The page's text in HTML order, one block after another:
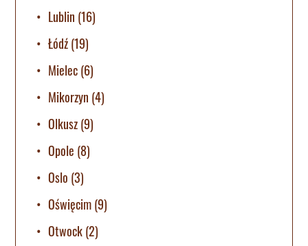
Lublin (16)
Łódź(19)
Mielec(6)
Mikorzyn (4)
Olkusz(9)
Opole (8)
Oslo (3)
Oświęcim(9)
Otwock(2)